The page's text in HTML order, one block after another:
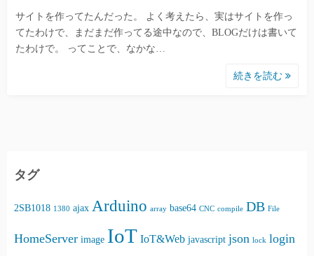
サイトを作ってたんだった。 よく考えたら、実はサイトを作っ
てたわけで、まだまだ作ってる途中なので、BLOGだけは書いて
たわけで。 ってことで、なかな…
続きを読む
タグ
2SB1018 1380 ajax Arduino array base64 CNC compile DB File
HomeServer image IoT IoT&Web javascript json lock login